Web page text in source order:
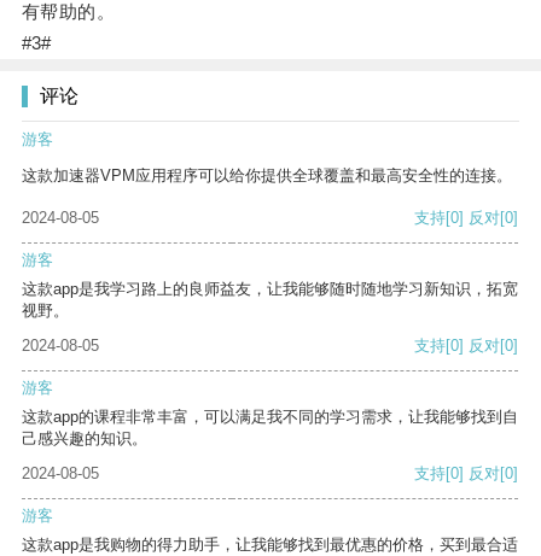
有帮助的。
#3#
评论
游客
这款加速器VPM应用程序可以给你提供全球覆盖和最高安全性的连接。
2024-08-05 支持[0] 反对[0]
游客
这款app是我学习路上的良师益友，让我能够随时随地学习新知识，拓宽
视野。
2024-08-05
支持[0] 反对[0]
游客
这款app的课程非常丰富，可以满足我不同的学习需求，让我能够找到自
己感兴趣的知识。
2024-08-05
支持[0] 反对[0]
游客
这款app是我购物的得力助手，让我能够找到最优惠的价格，买到最合适